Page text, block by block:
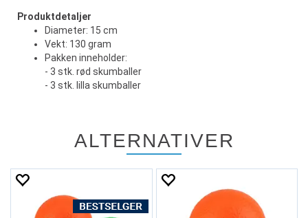
Produktdetaljer
Diameter: 15 cm
Vekt: 130 gram
Pakken inneholder:
- 3 stk. rød skumballer
- 3 stk. lilla skumballer
ALTERNATIVER